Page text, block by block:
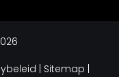
| Sitemap |